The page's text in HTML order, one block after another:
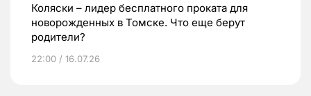
Коляски – лидер бесплатного проката для
новорожденных в Томске. Что еще берут
родители?
22:00 / 16.07.26